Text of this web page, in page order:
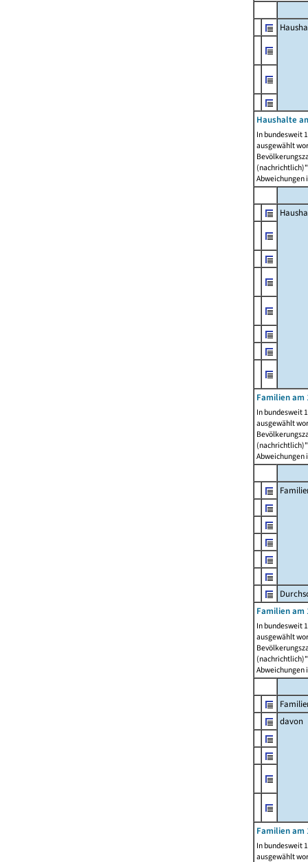
Haushalte
In bundesweit
ausgewählt
Abweichungen
Familien am
In bundesweit
ausgewählt
Abweichungen
Familien am
In bundesweit
ausgewählt
Abweichungen
davon
Familien am
In bundesweit
ausgewählt